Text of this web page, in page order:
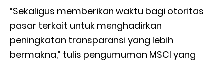
“Sekaligus memberikan waktu bagi otoritas
pasar terkait untuk menghadirkan
peningkatan transparansi yang lebih
bermakna,” tulis pengumuman MSCI yang